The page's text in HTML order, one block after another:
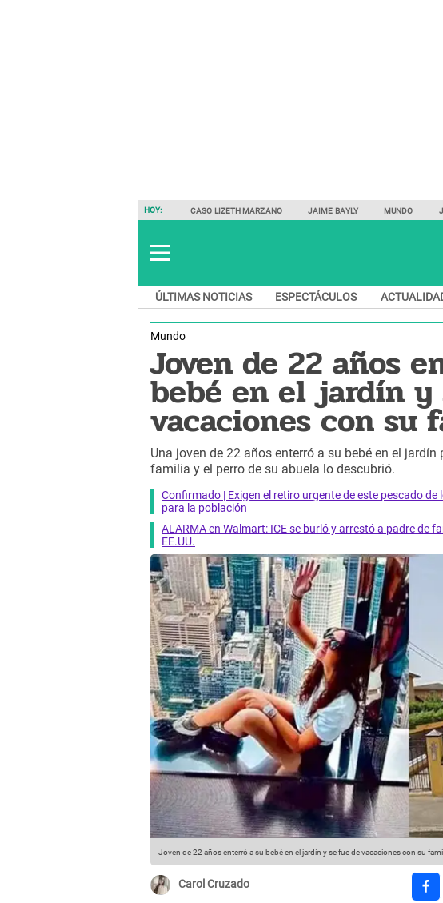
HOY: CASO LIZETH MARZANO JAIME BAYLY MUNDO
ÚLTIMAS NOTICIAS ESPECTÁCULOS
Mundo
Joven de 22 años
bebé en el jardín y
vacaciones con su
Una joven de 22 años enterró a su bebé en el
familia y el perro de su abuela lo descubrió.
Confirmado | Exigen el retiro urgente de este pescado
para la población
ALARMA en Walmart: ICE se burló y arrestó a padre de
EE.UU.
Joven de 22 años enterró a su bebé en el jardín y se fue de vacaciones con su
Carol Cruzado